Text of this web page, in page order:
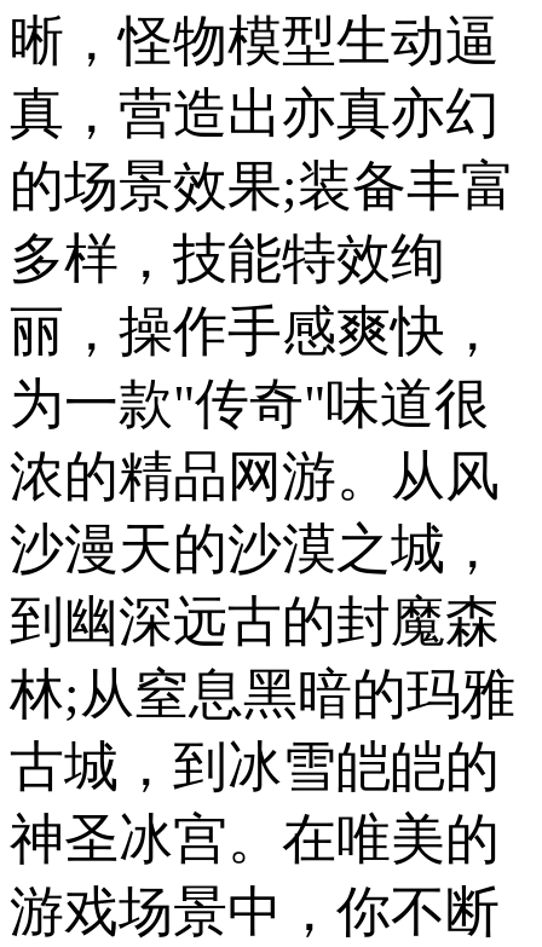
晰，怪物模型生动逼
真，营造出亦真亦幻
的场景效果;装备丰富
多样，技能特效绚
丽，操作手感爽快，
为一款"传奇"味道很
浓的精品网游。从风
沙漫天的沙漠之城，
到幽深远古的封魔森
林;从窒息黑暗的玛雅
古城，到冰雪皑皑的
神圣冰宫。在唯美的
游戏场景中，你不断